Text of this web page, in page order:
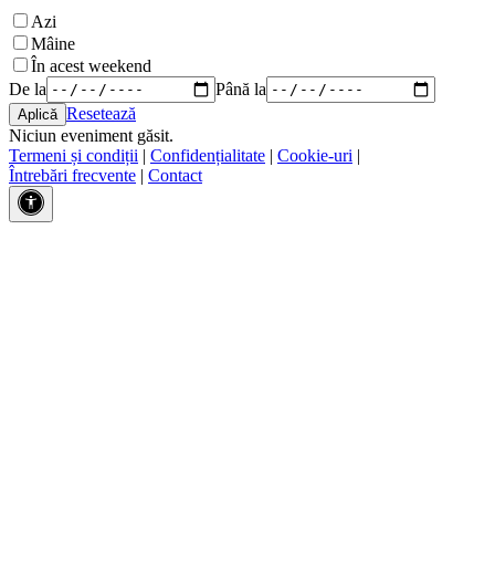
Azi
Mâine
În acest weekend
De la
Până la
Resetează
Niciun eveniment găsit.
Termeni și condiții | Confidențialitate | Cookie-uri |
Întrebări frecvente | Contact